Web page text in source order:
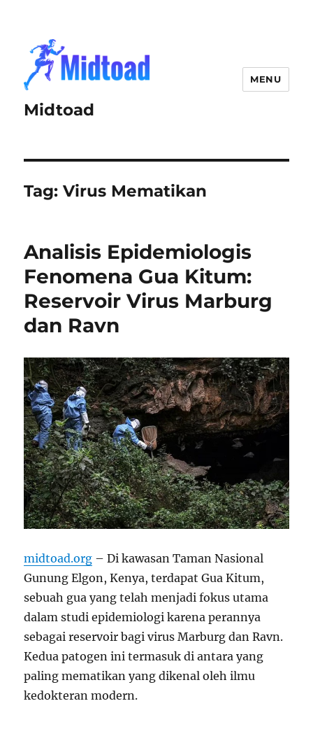
Midtoad
MENU
Tag:Virus Mematikan
Analisis Epidemiologis
Fenomena Gua Kitum:
Reservoir Virus Marburg
dan Ravn
midtoad.org – Di kawasan Taman Nasional
Gunung Elgon, Kenya, terdapat Gua Kitum,
sebuah gua yang telah menjadi fokus utama
dalam studi epidemiologi karena perannya
sebagai reservoir bagi virus Marburg dan Ravn.
Kedua patogen ini termasuk di antara yang
paling mematikan yang dikenal oleh ilmu
kedokteran modern.